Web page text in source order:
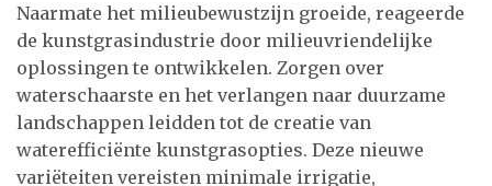
Naarmate het milieubewustzijn groeide, reageerde
de kunstgrasindustrie door milieuvriendelijke
oplossingen te ontwikkelen. Zorgen over
waterschaarste en het verlangen naar duurzame
landschappen leidden tot de creatie van
waterefficiënte kunstgrasopties. Deze nieuwe
variëteiten vereisten minimale irrigatie,